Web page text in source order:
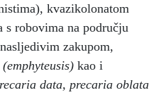
kvazikolonatom
s robovima na području
zakupom,
(emphyteusis) kao i
data, precaria oblata